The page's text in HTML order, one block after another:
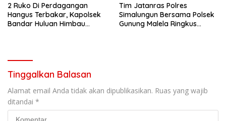
2 Ruko Di Perdagangan
Hangus Terbakar, Kapolsek
Bandar Huluan Himbau
Tim Jatanras Polres
Simalungun Bersama Polsek
Gunung Malela Ringkus
Tinggalkan Balasan
Alamat email Anda tidak akan dipublikasikan. Ruas yang wajib
ditandai *